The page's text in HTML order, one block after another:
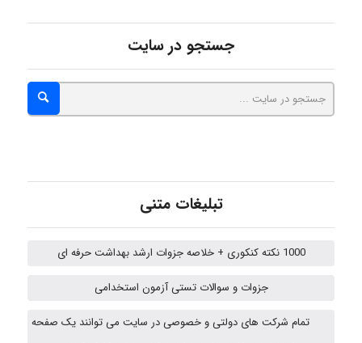
HaddadiMahsa
Niloofar
جستجو در سایت
تبلیغات متنی
1000 نکته کنکوری + خلاصه جزوات ارشد بهداشت حرفه ای
جزوات و سوالات تستی آزمون استخدامی
تمام شرکت های دولتی و خصوصی در سایت می توانند یک صفحه